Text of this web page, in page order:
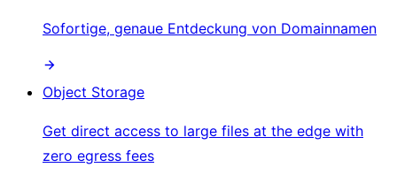
Sofortige, genaue Entdeckung von Domainnamen
Object Storage
Get direct access to large files at the edge with
zero egress fees